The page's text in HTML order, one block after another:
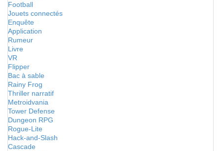
Football
Jouets connectés
Enquête
Application
Rumeur
Livre
VR
Flipper
Bac à sable
Rainy Frog
Thriller narratif
Metroidvania
Tower Defense
Dungeon RPG
Rogue-Lite
Hack-and-Slash
Cascade